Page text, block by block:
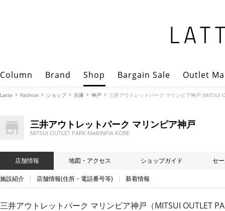
Column Brand Shop Bargain Sale Outlet
Latte Fashion ショップ 兵庫 神戸 三井アウトレットパーク マリンピア神戸 (MITSUI
三井アウトレットパーク マリンピア神戸
MITSUI OUTLET PARK MARINPIA KOBE
店舗情報 地図・アクセス ショップガイド セ
施設紹介 店舗情報(住所・電話番号等) 新着情報
三井アウトレットパーク マリンピア神戸（MITSUI OUTLET